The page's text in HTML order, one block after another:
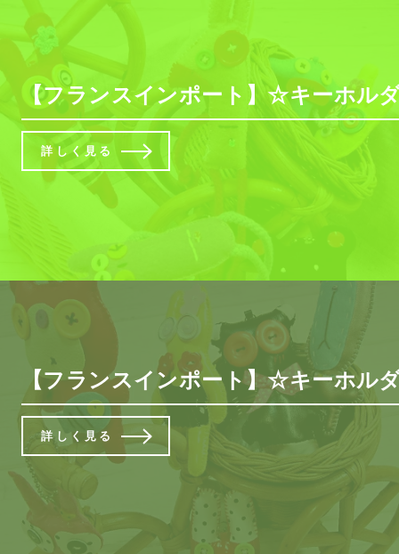
【フランスインポート】☆キーホル
詳しく見る
【フランスインポート】☆キーホル
詳しく見る